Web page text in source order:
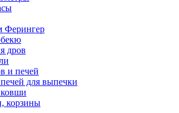
Ферингер
дров
и печей
для выпечки
корзины